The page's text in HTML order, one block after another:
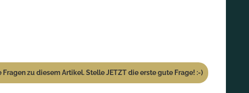
Fragen zu diesem Artikel. Stelle JETZT die erste gute Frage! :-)